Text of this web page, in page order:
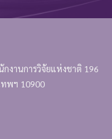
งานการวิจัยแห่งชาติ 196
ทพฯ 10900